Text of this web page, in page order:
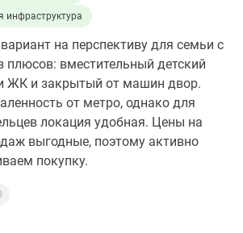
инфраструктура
на перспективу для семьи с
плюсов: вместительный детский
ЖК и закрытый от машин двор.
от метро, однако для
локация удобная. Цены на
выгодные, поэтому активно
покупку.